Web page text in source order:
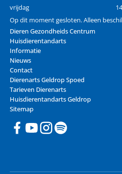
vrijdag
Op dit moment gesloten. Alleen
Dieren Gezondheids Centrum
Huisdierentandarts
Informatie
Nieuws
Contact
Dierenarts Geldrop Spoed
Tarieven Dierenarts
Huisdierentandarts Geldrop
Sitemap